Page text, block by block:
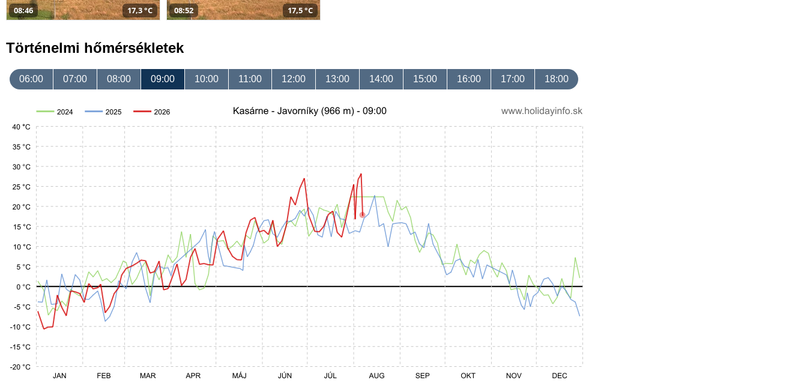
08:46 17,3 °C 08:52 17,5 °C
Történelmi hőmérsékletek
06:00 07:00 08:00 09:00 10:00 11:00 12:00 13:00 14:00 15:00 16:00 17:00 18:00